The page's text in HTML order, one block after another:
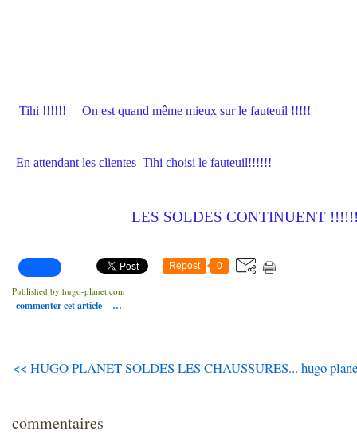
Tihi !!!!!! On est quand même mieux sur le fauteuil !!!!!
En attendant les clientes Tihi choisi le fauteuil!!!!!!
LES SOLDES CONTINUENT
Repost 0
Published by hugo-planet.com
commenter cet article …
<< HUGO PLANET SOLDES LES CHAUSSURES... hugo
commentaires